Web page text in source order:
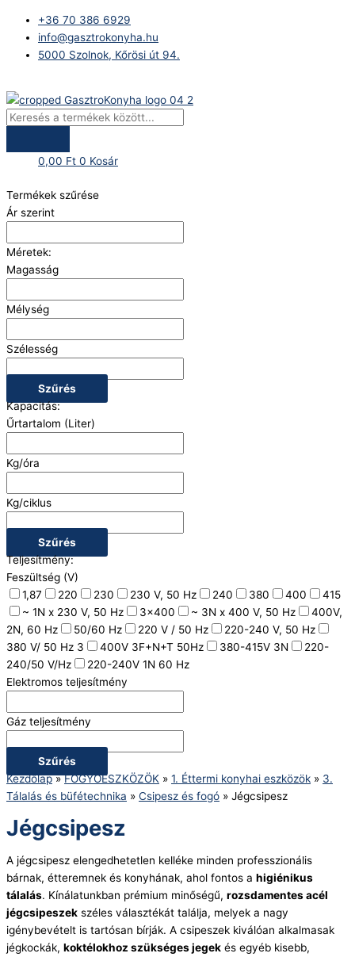
content
+36 70 386 6929
info@gasztrokonyha.hu
5000 Szolnok, Kőrösi út 94.
search
0,00 Ft 0 Kosár
Termékek szűrése
Ár szerint
Méretek:
Magasság
Mélység
Szélesség
Szűrés
Kapacitás:
Űrtartalom (Liter)
Kg/óra
Kg/ciklus
Szűrés
Teljesítmény:
Feszültség (V)
1,87
220 230 230 V, 50 Hz 240 380 400
415
~ 1N x 230 V, 50 Hz
3x400 ~ 3N x 400 V, 50 Hz
400V,
2N, 60 Hz
50/60 Hz 220 V / 50 Hz
220-240 V, 50 Hz
380 V/ 50 Hz 3
400V 3F+N+T 50Hz 380-415V 3N
220-
240/50 V/Hz
220-240V 1N 60 Hz
Elektromos teljesítmény
Gáz teljesítmény
Szűrés
Kezdőlap»FOGYÓESZKÖZÖK » 1. Éttermi konyhai eszközök » 3.
Tálalás és büfétechnika » Csipesz és fogó » Jégcsipesz
Jégcsipesz
A jégcsipesz elengedhetetlen kelléke minden professzionális
bárnak, étteremnek és konyhának, ahol fontos a higiénikus
tálalás. Kínálatunkban prémium minőségű, rozsdamentes acél
jégcsipeszek széles választékát találja, melyek a nagy
igénybevételt is tartósan bírják. A csipeszek kiválóan alkalmasak
jégkockák, koktélokhoz szükséges jegek és egyéb kisebb,